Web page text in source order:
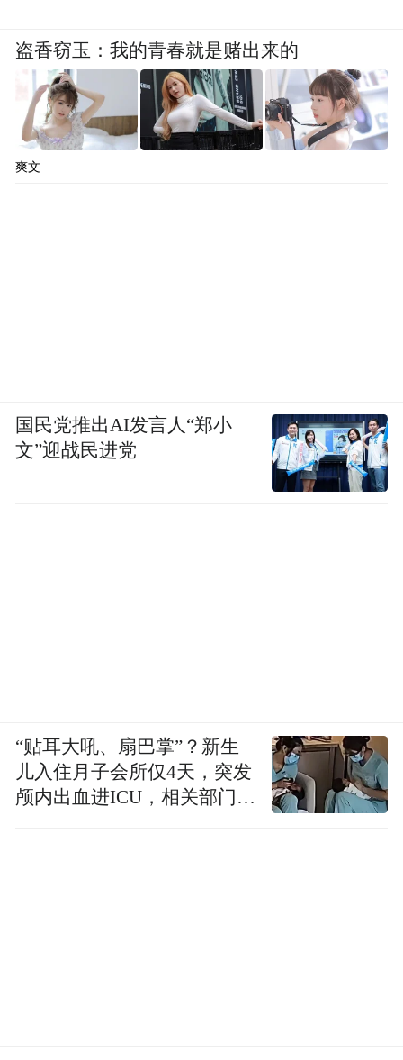
盗香窃玉：我的青春就是赌出来的
爽文
国民党推出AI发言人“郑小
文”迎战民进党
“贴耳大吼、扇巴掌”？新生
儿入住月子会所仅4天，突发
颅内出血进ICU，相关部门已